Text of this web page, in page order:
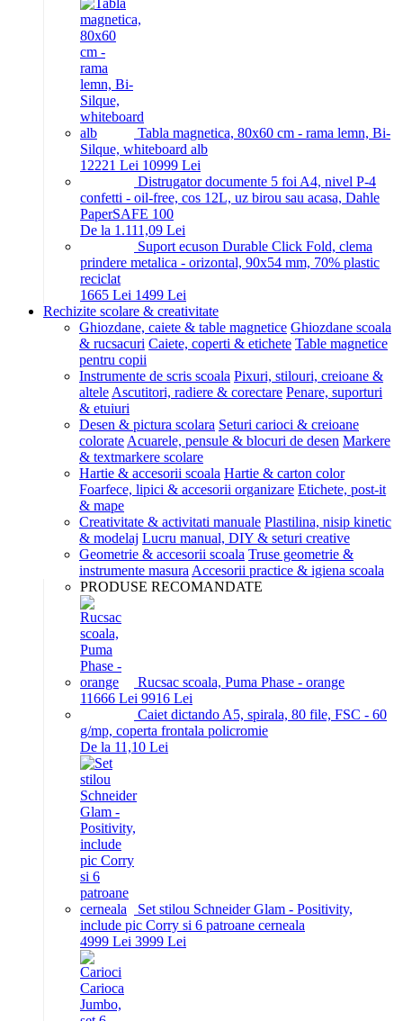
Tabla magnetica, 80x60 cm - rama lemn, Bi-
Silque, whiteboard alb
12221 Lei 10999 Lei
Distrugator documente 5 foi A4, nivel P-4
confetti - oil-free, cos 12L, uz birou sau acasa, Dahle
PaperSAFE 100
De la 1.111,09 Lei
Suport ecuson Durable Click Fold, clema
prindere metalica - orizontal, 90x54 mm, 70% plastic
reciclat
1665 Lei 1499 Lei
Rechizite scolare & creativitate
Ghiozdane, caiete & table magnetice Ghiozdane scoala
& rucsacuri Caiete, coperti & etichete Table magnetice
pentru copii
Instrumente de scris scoala Pixuri, stilouri, creioane &
altele Ascutitori, radiere & corectare Penare, suporturi
& etuiuri
Desen & pictura scolara Seturi carioci & creioane
colorate Acuarele, pensule & blocuri de desen Markere
& textmarkere scolare
Hartie & accesorii scoala Hartie & carton color
Foarfece, lipici & accesorii organizare Etichete, post-it
& mape
Creativitate & activitati manuale Plastilina, nisip kinetic
& modelaj Lucru manual, DIY & seturi creative
Geometrie & accesorii scoala Truse geometrie &
instrumente masura Accesorii practice & igiena scoala
PRODUSE RECOMANDATE
Rucsac scoala, Puma Phase - orange
11666 Lei 9916 Lei
Caiet dictando A5, spirala, 80 file, FSC - 60
g/mp, coperta frontala policromie
De la 11,10 Lei
Set stilou Schneider Glam - Positivity,
include pic Corry si 6 patroane cerneala
4999 Lei 3999 Lei